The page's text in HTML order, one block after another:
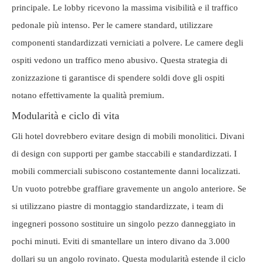
principale. Le lobby ricevono la massima visibilità e il traffico
pedonale più intenso. Per le camere standard, utilizzare
componenti standardizzati verniciati a polvere. Le camere degli
ospiti vedono un traffico meno abusivo. Questa strategia di
zonizzazione ti garantisce di spendere soldi dove gli ospiti
notano effettivamente la qualità premium.
Modularità e ciclo di vita
Gli hotel dovrebbero evitare design di mobili monolitici. Divani
di design con supporti per gambe staccabili e standardizzati. I
mobili commerciali subiscono costantemente danni localizzati.
Un vuoto potrebbe graffiare gravemente un angolo anteriore. Se
si utilizzano piastre di montaggio standardizzate, i team di
ingegneri possono sostituire un singolo pezzo danneggiato in
pochi minuti. Eviti di smantellare un intero divano da 3.000
dollari su un angolo rovinato. Questa modularità estende il ciclo